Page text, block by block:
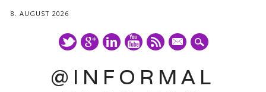
8. AUGUST 2026
mail
@INFORMAL